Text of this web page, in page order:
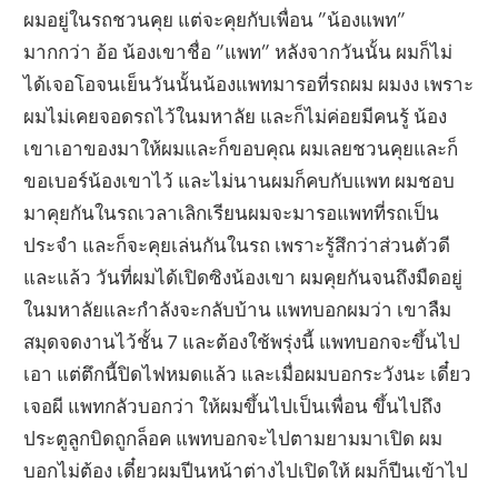
ผมอยู่ในรถชวนคุย แต่จะคุยกับเพื่อน ”น้องแพท”
มากกว่า อ้อ น้องเขาชื่อ ”แพท” หลังจากวันนั้น ผมก็ไม่
ได้เจอโอจนเย็นวันนั้นน้องแพทมารอที่รถผม ผมงง เพราะ
ผมไม่เคยจอดรถไว้ในมหาลัย และก็ไม่ค่อยมีคนรู้ น้อง
เขาเอาของมาให้ผมและก็ขอบคุณ ผมเลยชวนคุยและก็
ขอเบอร์น้องเขาไว้ และไม่นานผมก็คบกับแพท ผมชอบ
มาคุยกันในรถเวลาเลิกเรียนผมจะมารอแพทที่รถเป็น
ประจำ และก็จะคุยเล่นกันในรถ เพราะรู้สึกว่าส่วนตัวดี
และแล้ว วันที่ผมได้เปิดซิงน้องเขา ผมคุยกันจนถึงมืดอยู่
ในมหาลัยและกำลังจะกลับบ้าน แพทบอกผมว่า เขาลืม
สมุดจดงานไว้ชั้น 7 และต้องใช้พรุ่งนี้ แพทบอกจะขึ้นไป
เอา แต่ตึกนี้ปิดไฟหมดแล้ว และเมื่อผมบอกระวังนะ เดี๋ยว
เจอผี แพทกลัวบอกว่า ให้ผมขึ้นไปเป็นเพื่อน ขึ้นไปถึง
ประตูลูกบิดถูกล็อค แพทบอกจะไปตามยามมาเปิด ผม
บอกไม่ต้อง เดี๋ยวผมปีนหน้าต่างไปเปิดให้ ผมก็ปีนเข้าไป